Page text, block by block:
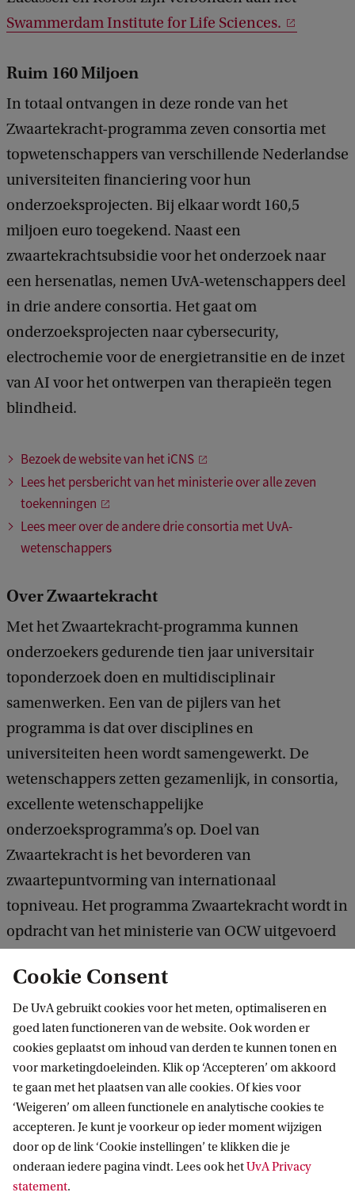
Swammerdam Institute for Life Sciences.
Ruim 160 Miljoen
In totaal ontvangen in deze ronde van het
Zwaartekracht-programma zeven consortia met
topwetenschappers van verschillende Nederlandse
universiteiten financiering voor hun
onderzoeksprojecten. Bij elkaar wordt 160,5
miljoen euro toegekend. Naast een
zwaartekrachtsubsidie voor het onderzoek naar
een hersenatlas, nemen UvA-wetenschappers deel
in drie andere consortia. Het gaat om
onderzoeksprojecten naar cybersecurity,
electrochemie voor de energietransitie en de inzet
van AI voor het ontwerpen van therapieën tegen
blindheid.
Bezoek de website van het iCNS
Lees het persbericht van het ministerie over alle zeven
toekenningen
Lees meer over de andere drie consortia met UvA-
wetenschappers
Over Zwaartekracht
Met het Zwaartekracht-programma kunnen
onderzoekers gedurende tien jaar universitair
toponderzoek doen en multidisciplinair
samenwerken. Een van de pijlers van het
programma is dat over disciplines en
universiteiten heen wordt samengewerkt. De
wetenschappers zetten gezamenlijk, in consortia,
excellente wetenschappelijke
onderzoeksprogramma’s op. Doel van
Zwaartekracht is het bevorderen van
zwaartepuntvorming van internationaal
topniveau. Het programma Zwaartekracht wordt in
opdracht van het ministerie van OCW uitgevoerd
Informatie voor
Bachelorstudiekiezers
Masterstudiekiezers
Direct naar
Cookie Consent
De UvA gebruikt cookies voor het meten, optimaliseren en
goed laten functioneren van de website. Ook worden er
cookies geplaatst om inhoud van derden te kunnen tonen en
voor marketingdoeleinden. Klik op ‘Accepteren’ om akkoord
te gaan met het plaatsen van alle cookies. Of kies voor
‘Weigeren’ om alleen functionele en analytische cookies te
accepteren. Je kunt je voorkeur op ieder moment wijzigen
door op de link ‘Cookie instellingen’ te klikken die je
onderaan iedere pagina vindt. Lees ook hetUvA Privacy
statement.